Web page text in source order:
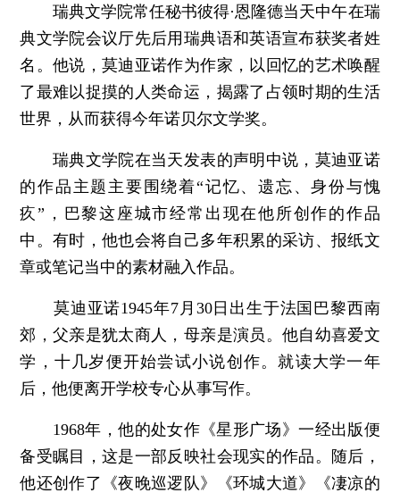
瑞典文学院常任秘书彼得·恩隆德当天中午在瑞
典文学院会议厅先后用瑞典语和英语宣布获奖者姓
名。他说，莫迪亚诺作为作家，以回忆的艺术唤醒
了最难以捉摸的人类命运，揭露了占领时期的生活
世界，从而获得今年诺贝尔文学奖。
瑞典文学院在当天发表的声明中说，莫迪亚诺
的作品主题主要围绕着“记忆、遗忘、身份与愧
疚”，巴黎这座城市经常出现在他所创作的作品
中。有时，他也会将自己多年积累的采访、报纸文
章或笔记当中的素材融入作品。
莫迪亚诺1945年7月30日出生于法国巴黎西南
郊，父亲是犹太商人，母亲是演员。他自幼喜爱文
学，十几岁便开始尝试小说创作。就读大学一年
后，他便离开学校专心从事写作。
1968年，他的处女作《星形广场》一经出版便
备受瞩目，这是一部反映社会现实的作品。随后，
他还创作了《夜晚巡逻队》《环城大道》《凄凉的